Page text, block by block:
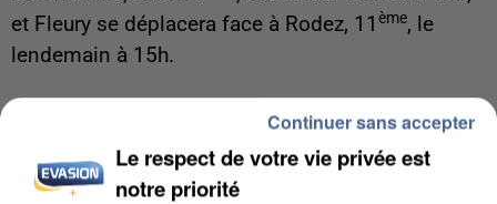
et Fleury se déplacera face à Rodez, 11 ème, le
lendemain à 15h.
Du handball. Et Massy complètement décroché
en StarligueLe respect de votre vie privée est
notre priorité
Continuer sans accepter